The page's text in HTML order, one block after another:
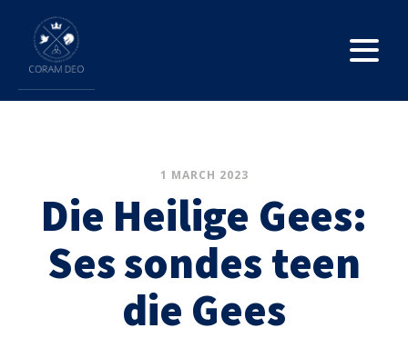
1 MARCH 2023
Die Heilige Gees:
Ses sondes teen
die Gees